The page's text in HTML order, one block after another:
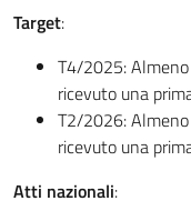
Target:
T4/2025:
ricevuto una
T2/2026:
ricevuto una
Atti nazionali: